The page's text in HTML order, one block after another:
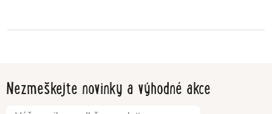
Nezmeškejte novinky a výhodné akce